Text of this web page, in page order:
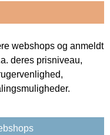
webshops og anmeldt
deres prisniveau,